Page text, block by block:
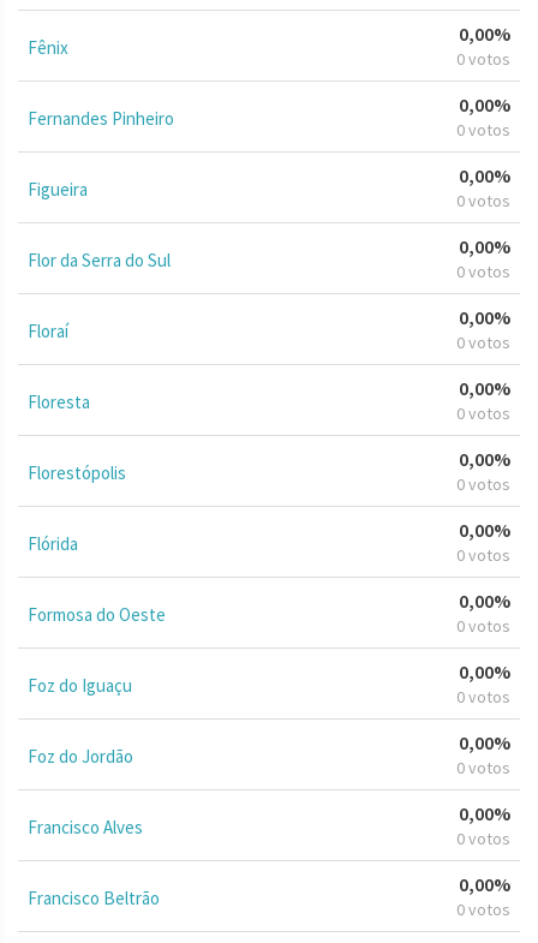
Fênix
0,00%
0 votos
Fernandes Pinheiro
0,00%
0 votos
Figueira
0,00%
0 votos
Flor da Serra do Sul
0,00%
0 votos
Floraí
0,00%
0 votos
Floresta
0,00%
0 votos
Florestópolis
0,00%
0 votos
Flórida
0,00%
0 votos
Formosa do Oeste
0,00%
0 votos
Foz do Iguaçu
0,00%
0 votos
Foz do Jordão
0,00%
0 votos
Francisco Alves
0,00%
0 votos
Francisco Beltrão
0,00%
0 votos